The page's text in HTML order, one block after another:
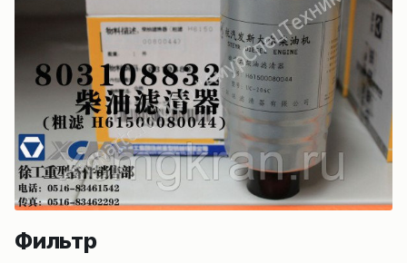
Фильтр